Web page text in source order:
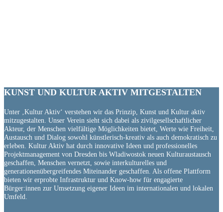
KUNST UND KULTUR AKTIV MITGESTALTEN
Unter ‚Kultur Aktiv‘ verstehen wir das Prinzip, Kunst und Kultur aktiv
mitzugestalten. Unser Verein sieht sich dabei als zivilgesellschaftlicher
Akteur, der Menschen vielfältige Möglichkeiten bietet, Werte wie Freiheit,
Austausch und Dialog sowohl künstlerisch-kreativ als auch demokratisch zu
erleben. Kultur Aktiv hat durch innovative Ideen und professionelles
Projektmanagement von Dresden bis Wladiwostok neuen Kulturaustausch
geschaffen, Menschen vernetzt, sowie interkulturelles und
generationenübergreifendes Miteinander geschaffen. Als offene Plattform
bieten wir erprobte Infrastruktur und Know-how für engagierte
Bürger:innen zur Umsetzung eigener Ideen im internationalen und lokalen
Umfeld.